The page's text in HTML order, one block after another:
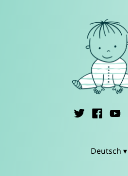
Deutsch ▾